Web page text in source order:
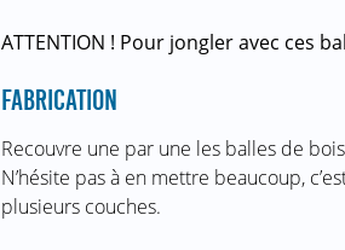
ATTENTION ! Pour jongler avec ces
FABRICATION
Recouvre une par une les balles de
N’hésite pas à en mettre beaucoup,
plusieurs couches.